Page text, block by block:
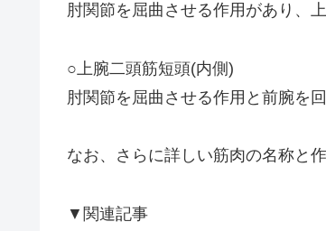
肘関節を屈曲させる作用があり、
○上腕二頭筋短頭(内側)
肘関節を屈曲させる作用と前腕を
なお、さらに詳しい筋肉の名称と
▼関連記事